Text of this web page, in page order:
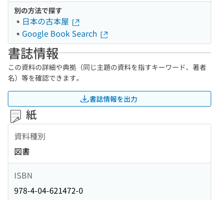
別の方法で探す
日本の古本屋
Google Book Search
書誌情報
この資料の詳細や典拠（同じ主題の資料を指すキーワード、著者
名）等を確認できます。
書誌情報を出力
紙
資料種別
図書
ISBN
978-4-04-621472-0